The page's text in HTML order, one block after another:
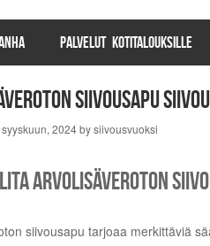
PALVELUT KOTITALOUKSILLE
siivousapu
2024bysiivousvuoksi
arvolisäveroton
siivousapu tarjoaa merkittäviä